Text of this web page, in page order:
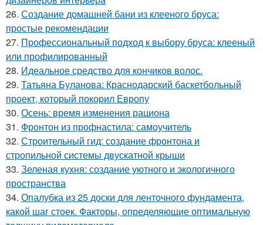
26. Создание домашней бани из клееного бруса:
простые рекомендации
27. Профессиональный подход к выбору бруса: клееный
или профилированный
28. Идеальное средство для кончиков волос.
29. Татьяна Буланова: Краснодарский баскетбольный
проект, который покорил Европу
30. Осень: время изменения рациона
31. Фронтон из профнастила: самоучитель
32. Строительный гид: создание фронтона и
стропильной системы двускатной крыши
33. Зеленая кухня: создание уютного и экологичного
пространства
34. Опалубка из 25 доски для ленточного фундамента,
какой шаг стоек. Факторы, определяющие оптимальную